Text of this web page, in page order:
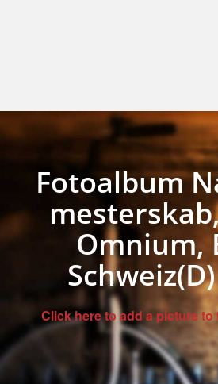
Fotoalbum
Omnium,
Click here to add a picture